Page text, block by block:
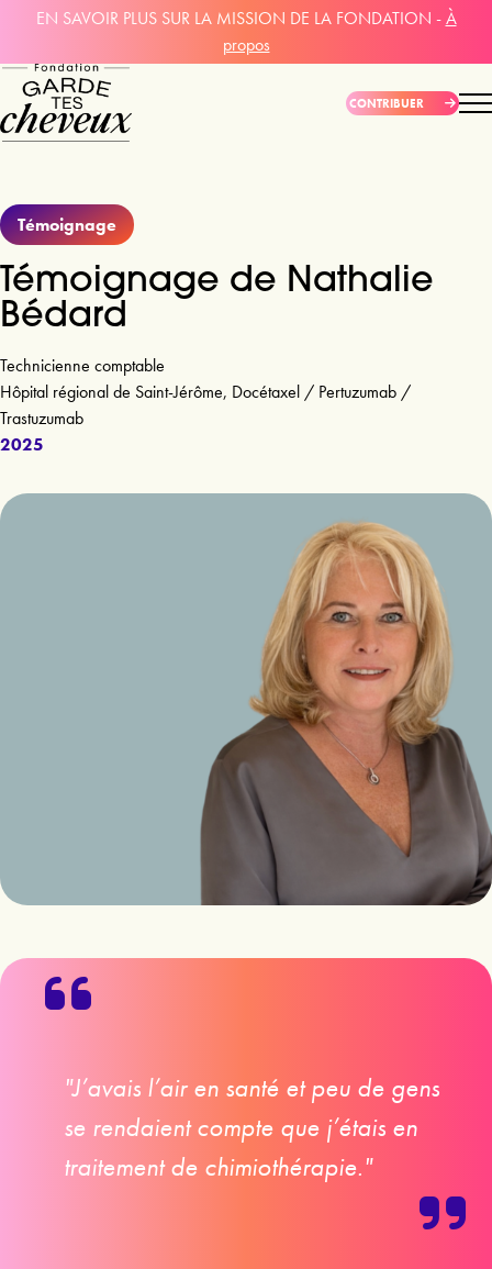
EN SAVOIR PLUS SUR LA MISSION DE LA FONDATION -À
propos
CONTRIBUER
Témoignage
Témoignage de Nathalie
Bédard
Technicienne comptable
Hôpital régional de Saint-Jérôme, Docétaxel / Pertuzumab /
Trastuzumab
2025
"J’avais l’air en santé et peu de gens
se rendaient compte que j’étais en
traitement de chimiothérapie."